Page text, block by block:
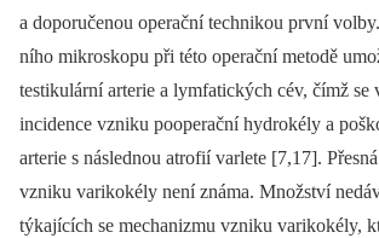
a doporučenou ope­rační technikou první
ního mikroskopu při této operační metodě
testikulární arterie a lymfatických cév, čímž se
incidence vzniku pooperační hydrokély a
arterie s následnou atrofií varlete [7,17].
vzniku varikokély není známa. Množství
týkajících se mechanizmu vzniku varikokély,